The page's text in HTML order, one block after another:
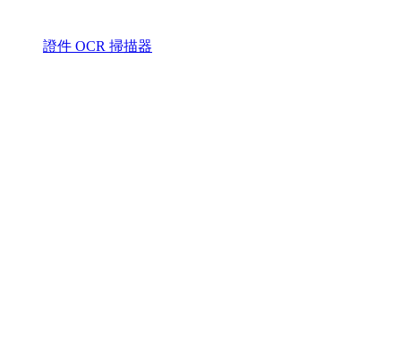
證件 OCR 掃描器